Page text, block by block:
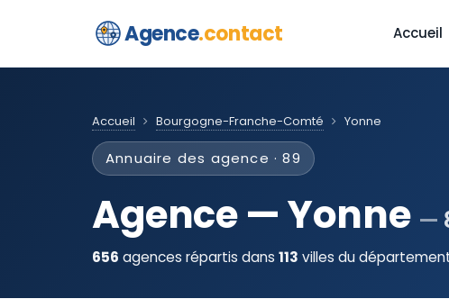
Agence.contact Accueil
Accueil Bourgogne-Franche-Comté Yonne
Annuaire des agence · 89
Agence — Yonne
656 agences répartis dans 113 villes du